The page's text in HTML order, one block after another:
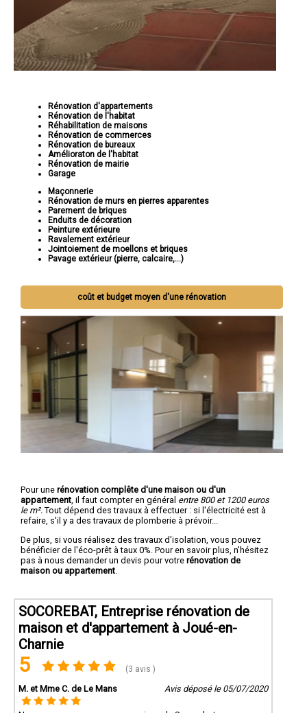
Rénovation d'appartements
Rénovation de l'habitat
Réhabilitation de maisons
Rénovation de commerces
Rénovation de bureaux
Amélioraton de l'habitat
Rénovation de mairie
Garage
Maçonnerie
Rénovation de murs en pierres apparentes
Parement de briques
Enduits de décoration
Peinture extérieure
Ravalement extérieur
Jointoiement de moellons et briques
Pavage extérieur (pierre, calcaire,...)
coût et budget moyen d'une rénovation
Pour une rénovation complête d'une maison ou d'un
appartement , il faut compter en général entre 800 et 1200 euros
le m². Tout dépend des travaux à effectuer : si l'électricité est à
refaire, s'il y a des travaux de plomberie à prévoir...
De plus, si vous réalisez des travaux d'isolation, vous pouvez
bénéficier de l'éco-prêt à taux 0%. Pour en savoir plus, n'hésitez
pas à nous demander un devis pour votre rénovation de
maison ou appartement
SOCOREBAT, Entreprise rénovation de
maison et d'appartement à Joué-en-
Charnie
5 (3 avis )
M. et Mme C. de Le Mans Avis déposé le 05/07/2020